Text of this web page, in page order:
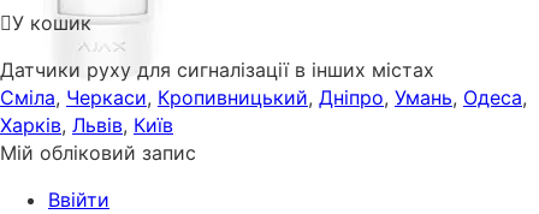
У кошик
Датчики руху для сигналізації в інших містах
Сміла, Черкаси, Кропивницький, Дніпро, Умань, Одеса,
Харків, Львів, Київ
Мій обліковий запис
Ввійти